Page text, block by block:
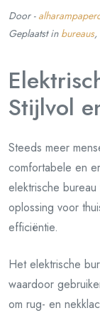
Door -
Geplaatst in bureaus,
Stijlvol
Steeds meer
comfortabele en
elektrische
oplossing voor
efficiëntie.
Het elektrische
waardoor
om rug- en